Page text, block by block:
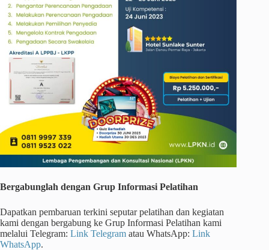
Bergabunglah dengan Grup Informasi Pelatihan
Dapatkan pembaruan terkini seputar pelatihan dan kegiatan
kami dengan bergabung ke Grup Informasi Pelatihan kami
melalui Telegram: Link Telegram atau WhatsApp: Link
WhatsApp.